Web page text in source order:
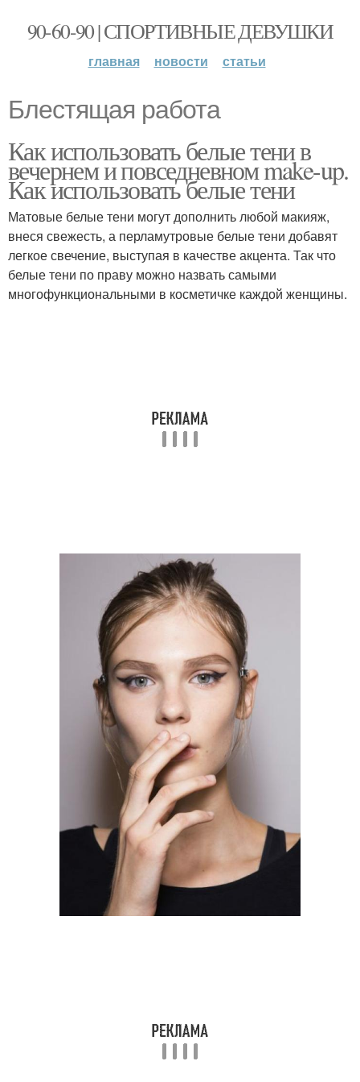
90-60-90 | СПОРТИВНЫЕ ДЕВУШКИ
главная новости статьи
Блестящая работа
Как использовать белые тени в
вечернем и повседневном make-up.
Как использовать белые тени
Матовые белые тени могут дополнить любой макияж,
внеся свежесть, а перламутровые белые тени добавят
легкое свечение, выступая в качестве акцента. Так что
белые тени по праву можно назвать самыми
многофункциональными в косметичке каждой женщины.